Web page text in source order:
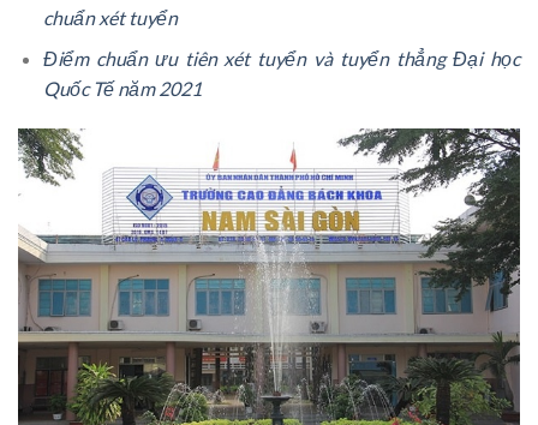
chuẩn xét tuyển
Điểm chuẩn ưu tiên xét tuyển và tuyển thẳng Đại học
Quốc Tế năm 2021